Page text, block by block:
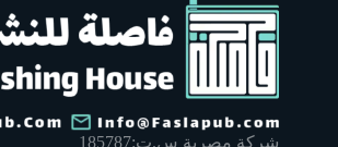
شركة مصرية س.ت:185787